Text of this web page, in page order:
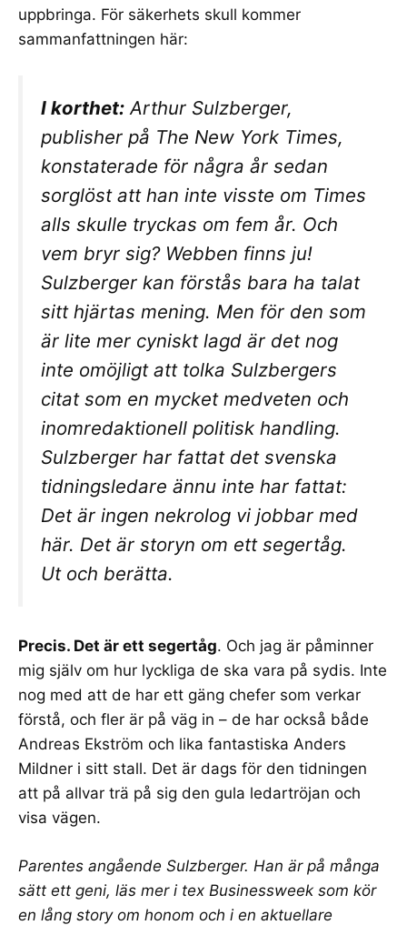
uppbringa. För säkerhets skull kommer
sammanfattningen här:
I korthet: Arthur Sulzberger,
publisher på The New York Times,
konstaterade för några år sedan
sorglöst att han inte visste om Times
alls skulle tryckas om fem år. Och
vem bryr sig? Webben finns ju!
Sulzberger kan förstås bara ha talat
sitt hjärtas mening. Men för den som
är lite mer cyniskt lagd är det nog
inte omöjligt att tolka Sulzbergers
citat som en mycket medveten och
inomredaktionell politisk handling.
Sulzberger har fattat det svenska
tidningsledare ännu inte har fattat:
Det är ingen nekrolog vi jobbar med
här. Det är storyn om ett segertåg.
Ut och berätta.
Precis. Det är ett segertåg. Och jag är påminner
mig själv om hur lyckliga de ska vara på sydis. Inte
nog med att de har ett gäng chefer som verkar
förstå, och fler är på väg in – de har också både
Andreas Ekström och lika fantastiska Anders
Mildner i sitt stall. Det är dags för den tidningen
att på allvar trä på sig den gula ledartröjan och
visa vägen.
Parentes angående Sulzberger. Han är på många
sätt ett geni, läs mer i tex Businessweek som kör
en lång story om honom och i en aktuellare